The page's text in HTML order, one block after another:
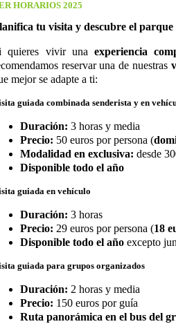
HORARIOS 2025
tu visita y descubre el parque
quieres vivir unaexperiencia
reservar una de nuestras
mejor se adapte a ti:
guiada combinada senderista y en
Duración: 3 horas y media
Precio: 50 euros por persona (
Modalidad en exclusiva: desde
Disponible todo el año
guiada en vehículo
Duración: 3 horas
Precio: 29 euros por persona (18
Disponible todo el año excepto
guiada para grupos organizados
Duración: 2 horas y media
Precio: 150 euros por guía
Ruta panorámica en el bus del